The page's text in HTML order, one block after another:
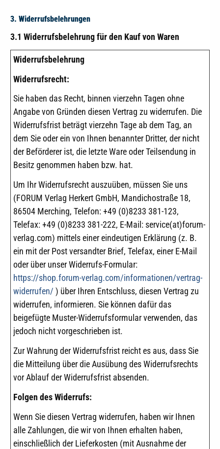
3. Widerrufsbelehrungen
3.1 Widerrufsbelehrung für den Kauf von Waren
Widerrufsbelehrung
Widerrufsrecht:
Sie haben das Recht, binnen vierzehn Tagen ohne
Angabe von Gründen diesen Vertrag zu widerrufen. Die
Widerrufsfrist beträgt vierzehn Tage ab dem Tag, an
dem Sie oder ein von Ihnen benannter Dritter, der nicht
der Beförderer ist, die letzte Ware oder Teilsendung in
Besitz genommen haben bzw. hat.
Um Ihr Widerrufsrecht auszuüben, müssen Sie uns
(FORUM Verlag Herkert GmbH, Mandichostraße 18,
86504 Merching, Telefon: +49 (0)8233 381-123,
Telefax: +49 (0)8233 381-222, E-Mail: service(at)forum-
verlag.com) mittels einer eindeutigen Erklärung (z. B.
ein mit der Post versandter Brief, Telefax, einer E-Mail
oder über unser Widerrufs-Formular:
https://shop.forum-verlag.com/informationen/vertrag-
widerrufen/ ) über Ihren Entschluss, diesen Vertrag zu
widerrufen, informieren. Sie können dafür das
beigefügte Muster-Widerrufsformular verwenden, das
jedoch nicht vorgeschrieben ist.
Zur Wahrung der Widerrufsfrist reicht es aus, dass Sie
die Mitteilung über die Ausübung des Widerrufsrechts
vor Ablauf der Widerrufsfrist absenden.
Folgen des Widerrufs:
Wenn Sie diesen Vertrag widerrufen, haben wir Ihnen
alle Zahlungen, die wir von Ihnen erhalten haben,
einschließlich der Lieferkosten (mit Ausnahme der